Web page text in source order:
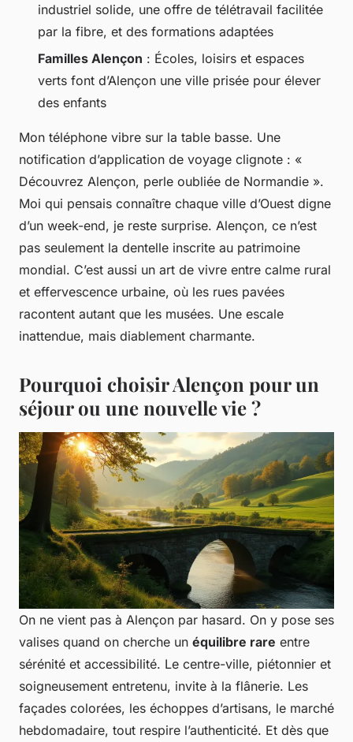
industriel solide, une offre de télétravail facilitée
par la fibre, et des formations adaptées
Familles Alençon : Écoles, loisirs et espaces
verts font d’Alençon une ville prisée pour élever
des enfants
Mon téléphone vibre sur la table basse. Une
notification d’application de voyage clignote : «
Découvrez Alençon, perle oubliée de Normandie ».
Moi qui pensais connaître chaque ville d’Ouest digne
d’un week-end, je reste surprise. Alençon, ce n’est
pas seulement la dentelle inscrite au patrimoine
mondial. C’est aussi un art de vivre entre calme rural
et effervescence urbaine, où les rues pavées
racontent autant que les musées. Une escale
inattendue, mais diablement charmante.
Pourquoi choisir Alençon pour un
séjour ou une nouvelle vie ?
On ne vient pas à Alençon par hasard. On y pose ses
valises quand on cherche un équilibre rare entre
sérénité et accessibilité. Le centre-ville, piétonnier et
soigneusement entretenu, invite à la flânerie. Les
façades colorées, les échoppes d’artisans, le marché
hebdomadaire, tout respire l’authenticité. Et dès que